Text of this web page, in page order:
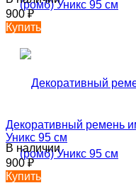
900₽
Купить
Декоративный ремень
Уникс 95 см
В наличии
900₽
Купить